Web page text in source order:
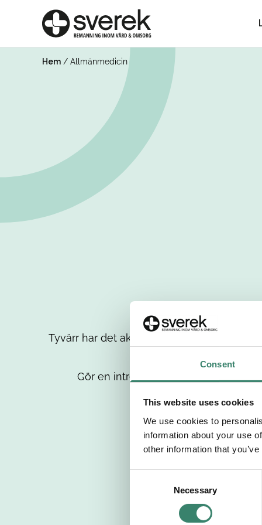
Consent
This website uses cookies
We use cookies to
information about your use
other information that
Necessary
Hem / Allmänmedicin
Tyvärr har det aktuella jobbet tagits bort
Gör en intresseanmälan så